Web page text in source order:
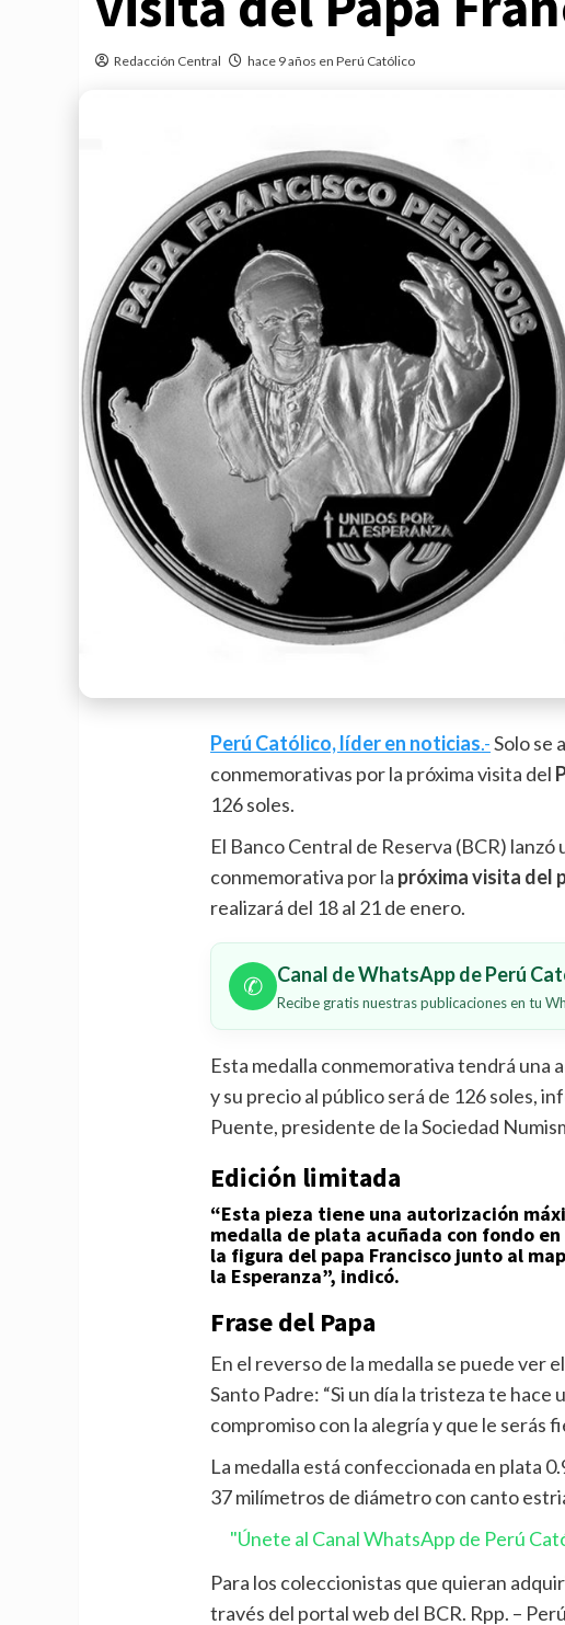
Redacción Central hace 9 años en Perú Católico
Perú Católico, líder en noticias.-Solo se
conmemorativas por la próxima visita del
126 soles.
El Banco Central de Reserva (BCR) lanzó
conmemorativa por la próxima visita del
realizará del 18 al 21 de enero.
✆ Canal de WhatsApp de Perú
Recibe gratis nuestras publicaciones en tu
Esta medalla conmemorativa tendrá una
y su precio al público será de 126 soles,
Puente, presidente de la Sociedad
Edición limitada
“Esta pieza tiene una autorización
medalla de plata acuñada con fondo
la figura del papa Francisco junto al
la Esperanza”, indicó.
Frase del Papa
En el reverso de la medalla se puede ver
Santo Padre: “Si un día la tristeza te
compromiso con la alegría y que le serás
La medalla está confeccionada en plata
37 milímetros de diámetro con canto
"Únete al Canal WhatsApp de Perú
Para los coleccionistas que quieran
través del portal web del BCR. Rpp. –